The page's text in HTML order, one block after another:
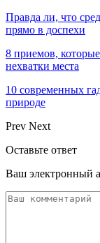
Правда ли, что
прямо в доспехи
8 приемов,
нехватки места
10 современных
природе
Prev Next
Оставьте ответ
Ваш электронный